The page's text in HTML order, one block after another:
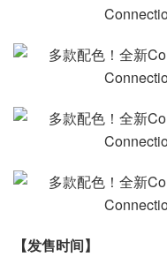
【发售时间】